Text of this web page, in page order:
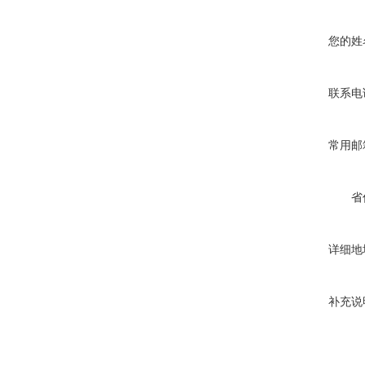
您的
联系
常用
省
详细
补充